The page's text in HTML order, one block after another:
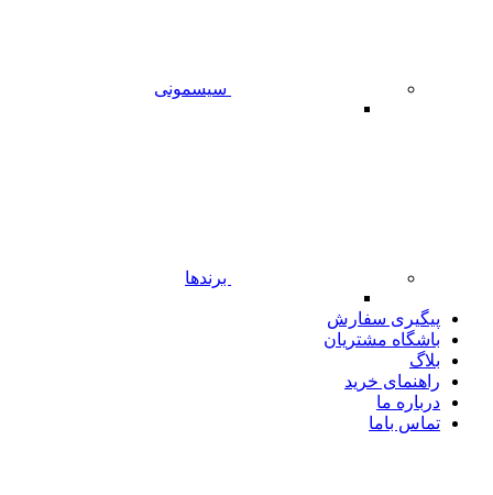
سیسمونی
برندها
پیگیری سفارش
باشگاه مشتریان
بلاگ
راهنمای خرید
درباره ما
تماس باما